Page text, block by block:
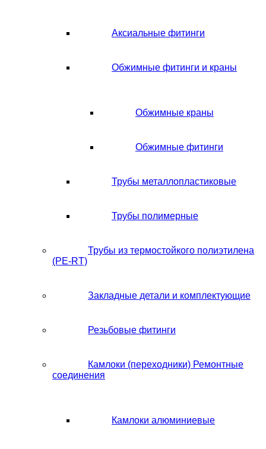
Аксиальные фитинги
Обжимные фитинги и краны
Обжимные краны
Обжимные фитинги
Трубы металлопластиковые
Трубы полимерные
Трубы из термостойкого полиэтилена
(PE-RT)
Закладные детали и комплектующие
Резьбовые фитинги
Камлоки (переходники) Ремонтные
соединения
Камлоки алюминиевые